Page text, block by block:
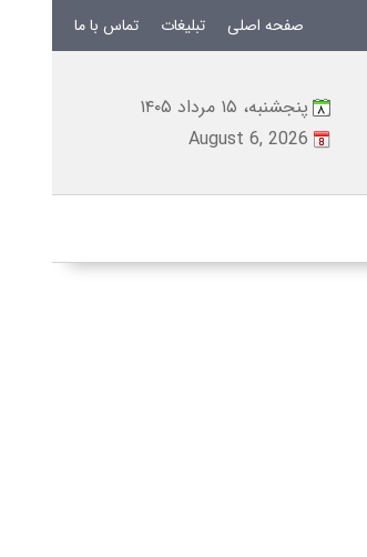
صفحه اصلی تبلیغات تماس با ما
پنجشنبه، ۱۵ مرداد ۱۴۰۵
August 6, 2026